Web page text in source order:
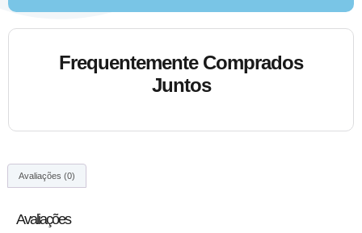
Frequentemente Comprados
Juntos
Avaliações (0)
Avaliações